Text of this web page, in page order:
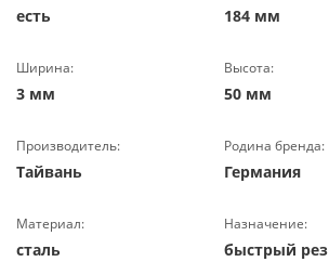
есть 184 мм
Ширина:
3 мм
Высота:
50 мм
Производитель:
Тайвань
Родина бренда:
Германия
Материал:
сталь
Назначение:
быстрый рез